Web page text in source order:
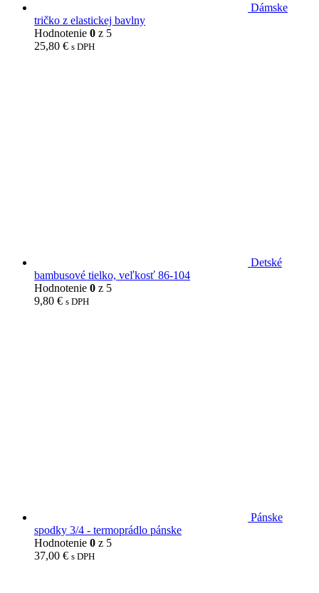
Dámske
tričko z elastickej bavlny
Hodnotenie 0 z 5
25,80 € s DPH
Detské
bambusové tielko, veľkosť 86-104
Hodnotenie 0 z 5
9,80 € s DPH
Pánske
spodky 3/4 - termoprádlo pánske
Hodnotenie 0 z 5
37,00 € s DPH